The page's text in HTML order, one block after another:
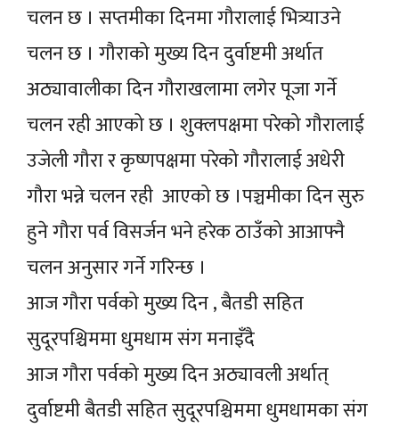
चलन छ । सप्तमीका दिनमा गौरालाई भित्र्याउने
चलन छ । गौराको मुख्य दिन दुर्वाष्टमी अर्थात
अठ्यावालीका दिन गौराखलामा लगेर पूजा गर्ने
चलन रही आएको छ । शुक्लपक्षमा परेको गौरालाई
उजेली गौरा र कृष्णपक्षमा परेको गौरालाई अधेरी
गौरा भन्ने चलन रही आएको छ ।पञ्चमीका दिन सुरु
हुने गौरा पर्व विसर्जन भने हरेक ठाउँको आआफ्नै
चलन अनुसार गर्ने गरिन्छ ।
आज गौरा पर्वको मुख्य दिन , बैतडी सहित
सुदूरपश्चिममा धुमधाम संग मनाइँदै
आज गौरा पर्वको मुख्य दिन अठ्यावली अर्थात्
दुर्वाष्टमी बैतडी सहित सुदूरपश्चिममा धुमधामका संग